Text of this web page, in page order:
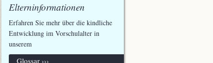
Elterninformationen
Erfahren Sie mehr über die kindliche
Entwicklung im Vorschulalter in
unserem
Glossar ›››